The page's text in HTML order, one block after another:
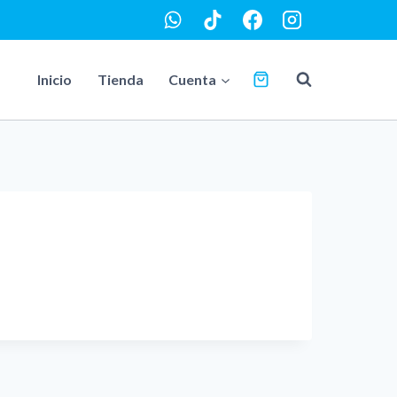
Inicio Tienda Cuenta